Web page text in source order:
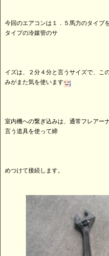
今回のエアコンは１．５馬力のタイプ
タイプの冷媒管のサ
イズは、２分４分と言うサイズで、こ
みがまた気を使います
室内機への繋ぎ込みは、通常フレアー
言う道具を使って締
めつけて接続します。